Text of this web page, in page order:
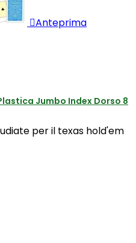
Anteprima
Jumbo Index Dorso 8
per il texas hold'em